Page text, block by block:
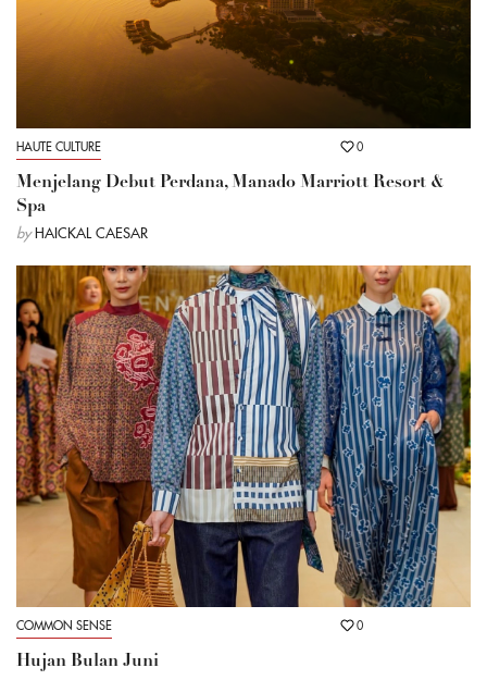
HAUTE CULTURE 0
Menjelang Debut Perdana, Manado Marriott Resort &
Spa
by HAICKAL CAESAR
COMMON SENSE 0
Hujan Bulan Juni